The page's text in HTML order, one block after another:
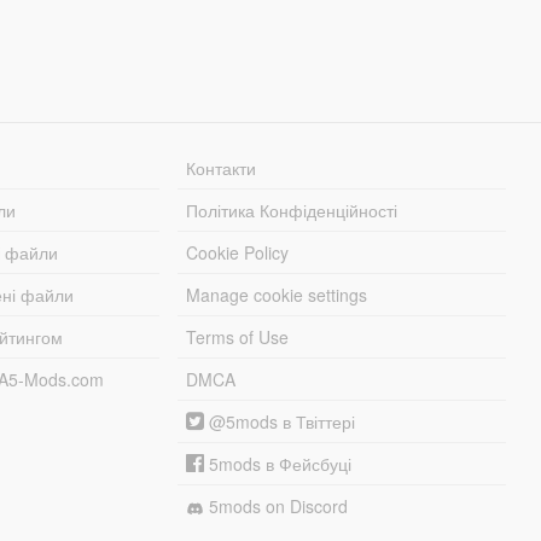
файли
файли
Mods.com
Контакти
Політика Конфіденційності
Cookie Policy
Manage cookie settings
Terms of Use
DMCA
@5mods в Твіттері
5mods в Фейсбуці
5mods on Discord